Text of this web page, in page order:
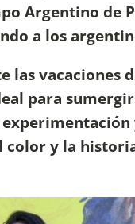
Argentino de
a los
las vacaciones
para
y la